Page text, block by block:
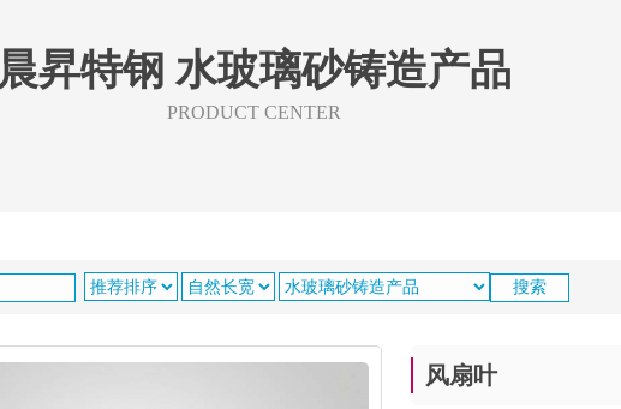
晨昇特钢 水玻璃砂铸造产品
PRODUCT CENTER
风扇叶